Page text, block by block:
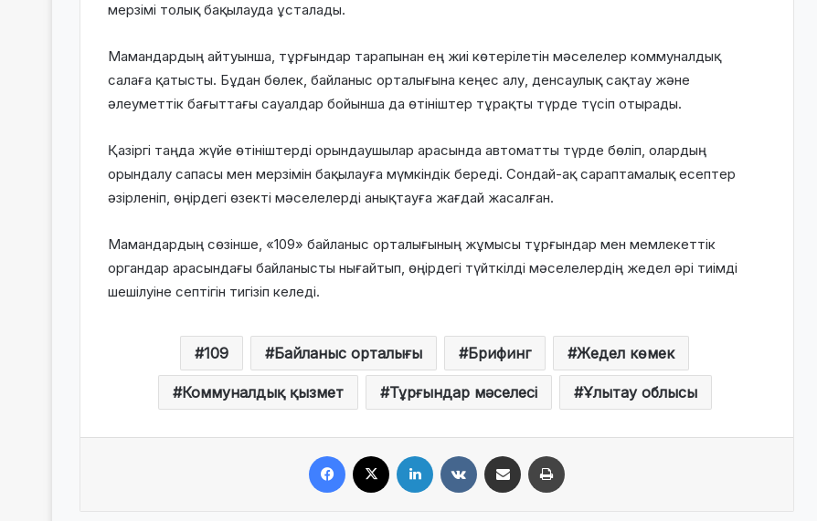
мерзімі толық бақылауда ұсталады.
Мамандардың айтуынша, тұрғындар тарапынан ең жиі көтерілетін мәселелер коммуналдық
салаға қатысты. Бұдан бөлек, байланыс орталығына кеңес алу, денсаулық сақтау және
әлеуметтік бағыттағы сауалдар бойынша да өтініштер тұрақты түрде түсіп отырады.
Қазіргі таңда жүйе өтініштерді орындаушылар арасында автоматты түрде бөліп, олардың
орындалу сапасы мен мерзімін бақылауға мүмкіндік береді. Сондай-ақ сараптамалық есептер
әзірленіп, өңірдегі өзекті мәселелерді анықтауға жағдай жасалған.
Мамандардың сөзінше, «109» байланыс орталығының жұмысы тұрғындар мен мемлекеттік
органдар арасындағы байланысты нығайтып, өңірдегі түйткілді мәселелердің жедел әрі тиімді
шешілуіне септігін тигізіп келеді.
109 Байланыс орталығы Брифинг Жедел көмек
Коммуналдық қызмет Тұрғындар мәселесі Ұлытау облысы